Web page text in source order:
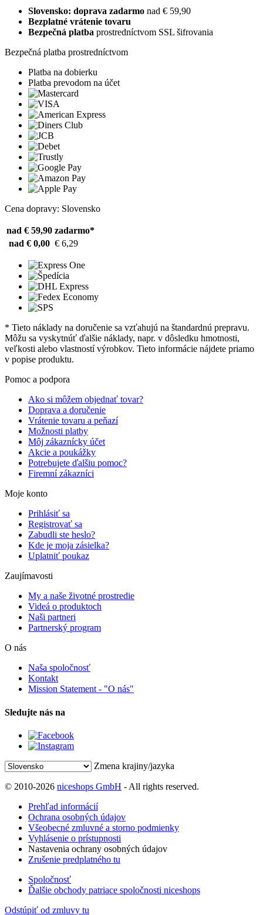
Slovensko: doprava zadarmo nad € 59,90
Bezplatné vrátenie tovaru
Bezpečná platba prostredníctvom SSL šifrovania
Bezpečná platba prostredníctvom
Platba na dobierku
Platba prevodom na účet
Cena dopravy: Slovensko
nad € 59,90 zadarmo*
nad € 0,00 € 6,29
* Tieto náklady na doručenie sa vzťahujú na štandardnú prepravu.
Môžu sa vyskytnúť ďalšie náklady, napr. v dôsledku hmotnosti,
veľkosti alebo vlastností výrobkov. Tieto informácie nájdete priamo
v popise produktu.
Pomoc a podpora
Ako si môžem objednať tovar?
Doprava a doručenie
Vrátenie tovaru a peňazí
Možnosti platby
Môj zákaznícky účet
Akcie a poukážky
Potrebujete ďalšiu pomoc?
Firemní zákazníci
Moje konto
Prihlásiť sa
Registrovať sa
Zabudli ste heslo?
Kde je moja zásielka?
Uplatniť poukaz
Zaujímavosti
My a naše životné prostredie
Videá o produktoch
Naši partneri
Partnerský program
O nás
Naša spoločnosť
Kontakt
Mission Statement - "O nás"
Sledujte nás na
Zmena krajiny/jazyka
© 2010-2026 niceshops GmbH - All rights reserved.
Prehľad informácií
Ochrana osobných údajov
Všeobecné zmluvné a storno podmienky
Vyhlásenie o prístupnosti
Nastavenia ochrany osobných údajov
Zrušenie predplatného tu
Spoločnosť
Ďalšie obchody patriace spoločnosti niceshops
Odstúpiť od zmluvy tu